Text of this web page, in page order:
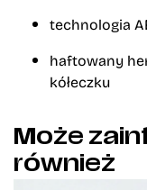
technologia
haftowany
kółeczku
Może
również